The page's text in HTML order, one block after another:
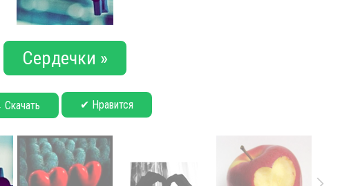
Сердечки »
Скачать ✔ Нравится